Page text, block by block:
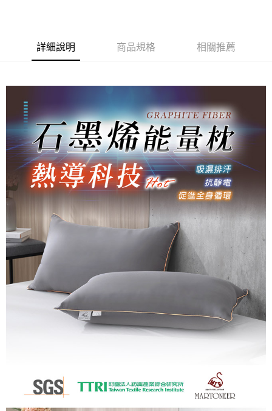
２．訂單成立數日內，您將收到繳費通知簡訊。
３．收到繳費通知簡訊後14天內，點擊此簡訊中的連結，可透過四大超商／
購買商品的店家。未經商家同意取消之訂單仍視為有效，需透過AFTEE先享
※ 交易是否成功請以「AFTEE先享後付 」之結帳頁面顯示為準，若有關於
是否繳費成功／繳費後需取消欲退款等相關疑問，請聯繫「AFTEE先享後付
客戶支援中心」
https://netprotections.freshdesk.com/support/home
【注意事項】
１．透過由恩沛科技股份有限公司提供之「AFTEE先享後付」服務完成之交
易，需依本服務之必要範圍內提供個人資料，並將交易相關給付款項請求債
權轉讓予恩沛科技股份有限公司。
２．關於個人資料處理事宜，請瀏覽以下網址：
https://aftee.tw/terms/#terms3
３．未成年的使用者請事先徵得法定代理人或監護人之同意方可使用
「AFTEE先享後付」，若未經同意申辦者引起之損失，本公司不負相關責
任。
４．使用「AFTEE先享後付」時，將依據個別帳號之用戶狀況，依本公司即
時審查核予不同之上限額度；若仍有額度不足之情形，本公司將視審查結果
請求用戶進行身份認證。
５．嚴禁一人註冊多個帳號或使用他人資訊註冊。若發現惡意使用之情形，
恩沛科技股份有限公司將有權停止該用戶之使用額度並採取法律行動。
每筆NT$100，滿NT$499(含以上)免運費
詳細說明 商品規格 相關推薦